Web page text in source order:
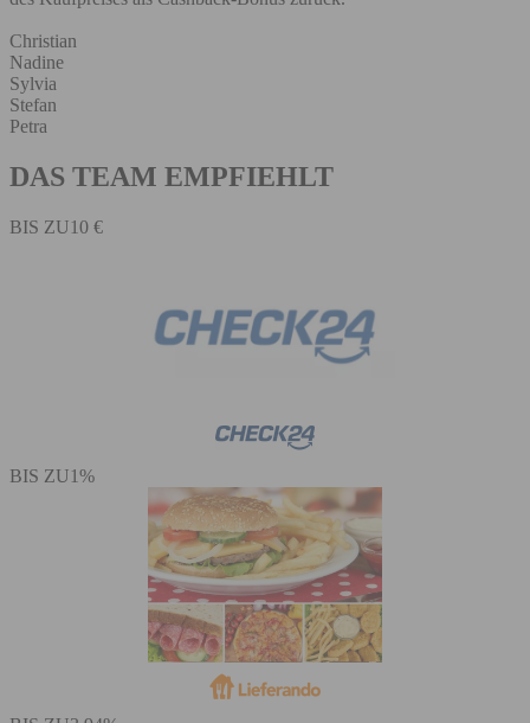
Christian
Nadine
Sylvia
Stefan
Petra
DAS TEAM EMPFIEHLT
BIS ZU10 €
BIS ZU1%